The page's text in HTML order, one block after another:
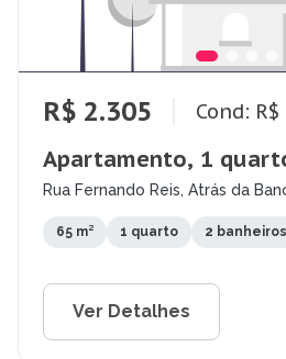
R$ 2.305 Cond:
Apartamento, 1
Rua Fernando Reis, Atrás da
65 m² 1 quarto 2 banheiros
Ver Detalhes